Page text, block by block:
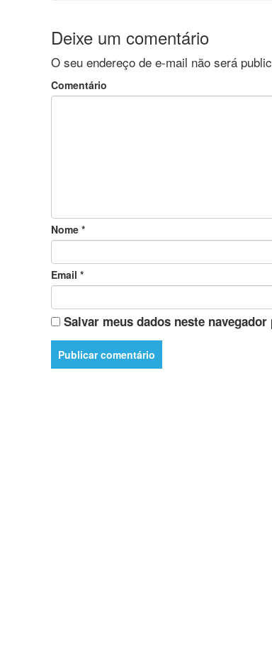
Deixe um comentário
O seu endereço de e-mail não será
Comentário
Nome *
Email *
Salvar meus dados neste